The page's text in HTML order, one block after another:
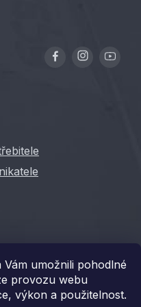
umožnili pohodlné
provozu webu
výkon a použitelnost.